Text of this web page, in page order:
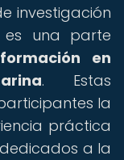
investigación
una parte
formación en
. Estas
la
práctica
a la